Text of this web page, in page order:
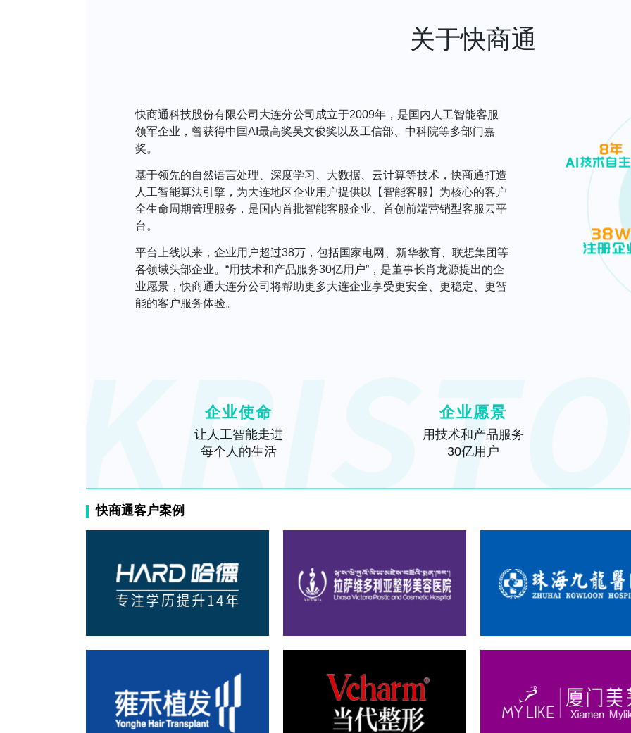
关于快商通
快商通科技股份有限公司大连分公司成立于2009年，是国内人工智能客服
领军企业，曾获得中国AI最高奖吴文俊奖以及工信部、中科院等多部门嘉
奖。
基于领先的自然语言处理、深度学习、大数据、云计算等技术，快商通打造
人工智能算法引擎，为大连地区企业用户提供以【智能客服】为核心的客户
全生命周期管理服务，是国内首批智能客服企业、首创前端营销型客服云平
台。
平台上线以来，企业用户超过38万，包括国家电网、新华教育、联想集团等
各领域头部企业。“用技术和产品服务30亿用户”，是董事长肖龙源提出的企
业愿景，快商通大连分公司将帮助更多大连企业享受更安全、更稳定、更智
能的客户服务体验。
企业使命
让人工智能走进
每个人的生活
企业愿景
用技术和产品服务
30亿用户
快商通客户案例